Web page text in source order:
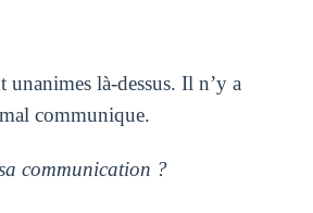
unanimes là-dessus. Il n’y a
communique.
communication ?